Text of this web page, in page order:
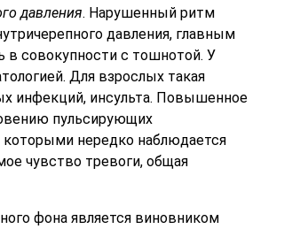
давления. Нарушенный ритм
давления, главным
в совокупности с тошнотой. У
Для взрослых такая
инфекций, инсульта. Повышенное
пульсирующих
нередко наблюдается
чувство тревоги, общая
фона является виновником